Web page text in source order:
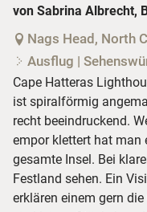
von Sabrina Albrecht,
Nags Head, North
Ausflug |
Cape Hatteras
ist spiralförmig
recht beeindruckend.
empor klettert hat man
gesamte Insel. Bei
Festland sehen. Ein
erklären einem gern